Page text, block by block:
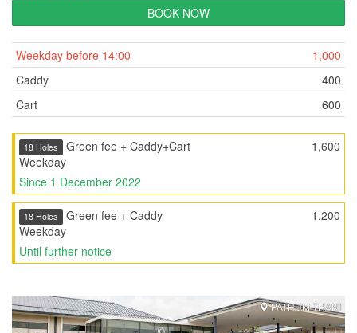
BOOK NOW
Weekday before 14:00
1,000
Caddy
400
Cart
600
1,600
18 Holes Green fee + Caddy+Cart
Weekday
Since 1 December 2022
1,200
18 Holes Green fee + Caddy
Weekday
Until further notice
PATHUM THANI